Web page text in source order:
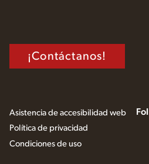
¡Contáctanos!
Asistencia de accesibilidad web
Política de privacidad
Condiciones de uso